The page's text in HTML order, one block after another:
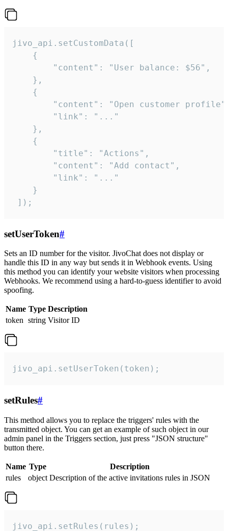
jivo_api.setCustomData([
    {
        "content": "User balance: $56",
    },
    {
"content": "Open customer
        "link": "..."
    },
    {
        "title": "Actions",
        "content": "Add contact",
        "link": "..."
    }
]);
setUserToken#
Sets an ID number for the visitor. JivoChat does not display or
handle this ID in any way but sends it in Webhook events. Using
this method you can identify your website visitors when processing
Webhooks. We recommend using a hard-to-guess identifier to avoid
spoofing.
Name Type Description
token string Visitor ID
jivo_api.setUserToken(token);
setRules#
This method allows you to replace the triggers' rules with the
transmitted object. You can get an example of such object in our
admin panel in the Triggers section, just press "JSON structure"
button there.
Name Type
Description
rules
object Description of the active invitations rules in JSON
jivo_api.setRules(rules);